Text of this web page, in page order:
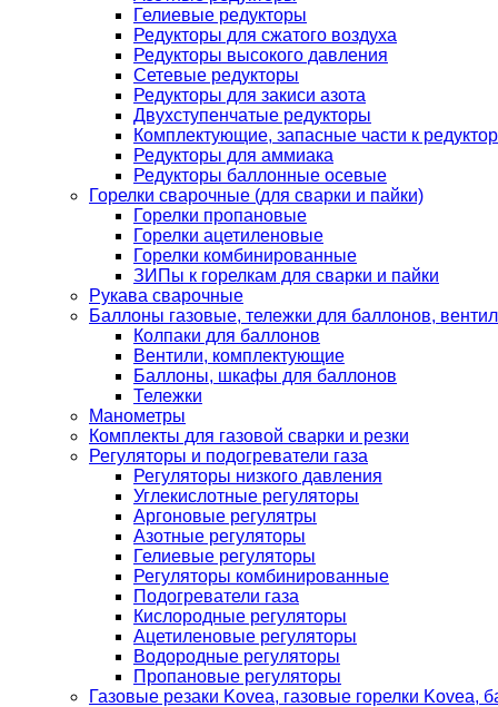
Гелиевые редукторы
Редукторы для сжатого воздуха
Редукторы высокого давления
Сетевые редукторы
Редукторы для закиси азота
Двухступенчатые редукторы
Комплектующие, запасные части к
Редукторы для аммиака
Редукторы баллонные осевые
Горелки сварочные (для сварки и пайки)
Горелки пропановые
Горелки ацетиленовые
Горелки комбинированные
ЗИПы к горелкам для сварки и пайки
Рукава сварочные
Баллоны газовые, тележки для баллонов,
Колпаки для баллонов
Вентили, комплектующие
Баллоны, шкафы для баллонов
Тележки
Манометры
Комплекты для газовой сварки и резки
Регуляторы и подогреватели газа
Регуляторы низкого давления
Углекислотные регуляторы
Аргоновые регулятры
Азотные регуляторы
Гелиевые регуляторы
Регуляторы комбинированные
Подогреватели газа
Кислородные регуляторы
Ацетиленовые регуляторы
Водородные регуляторы
Пропановые регуляторы
Газовые резаки Kovea, газовые горелки Kovea,